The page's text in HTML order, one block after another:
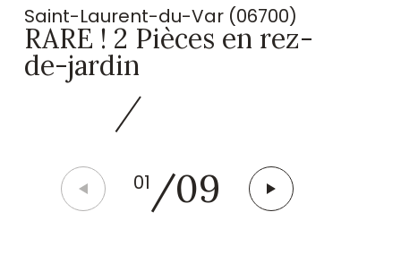
Saint-Laurent-du-Var (06700)
RARE ! 2 Pièces en rez-
de-jardin
01 /09